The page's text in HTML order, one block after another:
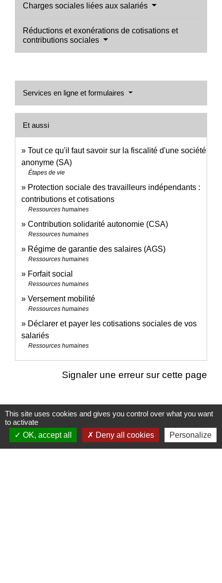
Charges sociales liées aux salariés
Réductions et exonérations de cotisations et
contributions sociales
Services en ligne et formulaires
Et aussi
Tout ce qu'il faut savoir sur la fiscalité d'une société
anonyme (SA)
Étapes de vie
Protection sociale des travailleurs indépendants :
contributions et cotisations
Ressources humaines
Contribution solidarité autonomie (CSA)
Ressources humaines
Régime de garantie des salaires (AGS)
Ressources humaines
Forfait social
Ressources humaines
Versement mobilité
Ressources humaines
Déclarer et payer les cotisations sociales de vos
salariés
Ressources humaines
Signaler une erreur sur cette page
Nous contacter
Commune de Puylaurens
This site uses cookies and gives you control over what you want
to activate
OK, accept all
Deny all cookies Personalize